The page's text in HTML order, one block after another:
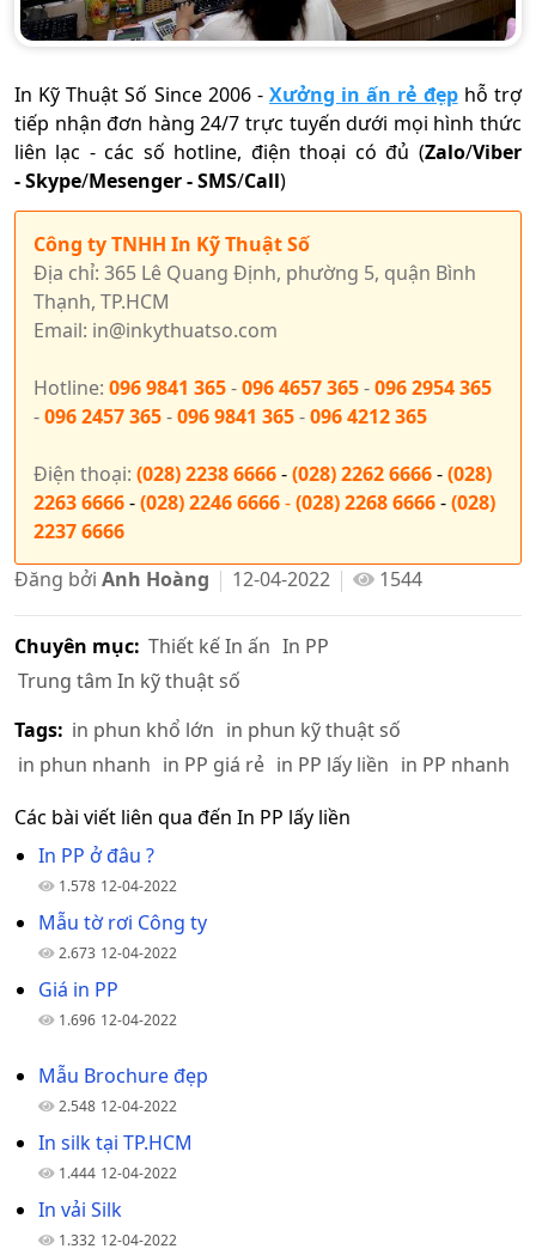
In Kỹ Thuật Số Since 2006-Xưởng in ấn rẻ đẹphỗ trợ
tiếp nhận đơn hàng 24/7 trực tuyến dưới mọi hình thức
liên lạc - các số hotline, điện thoại có đủ (Zalo/Viber
-Skype/Mesenger-SMS/Call)
Công ty TNHH In Kỹ Thuật Số
Địa chỉ: 365 Lê Quang Định, phường 5, quận Bình
Thạnh, TP.HCM
Email: in@inkythuatso.com
Hotline: 096 9841 365-096 4657 365-096 2954 365
-096 2457 365-096 9841 365-096 4212 365
Điện thoại: (028) 2238 6666-(028) 2262 6666-(028)
2263 6666-(028) 2246 6666-(028) 2268 6666-(028)
2237 6666
Đăng bởi Anh Hoàng 12-04-2022 1544
Chuyên mục: Thiết kế In ấn In PP
Trung tâm In kỹ thuật số
Tags: in phun khổ lớn in phun kỹ thuật số
in phun nhanh in PP giá rẻ in PP lấy liền in PP nhanh
Các bài viết liên qua đến In PP lấy liền
In PP ở đâu ?
1.578 12-04-2022
Mẫu tờ rơi Công ty
2.673 12-04-2022
Giá in PP
1.696 12-04-2022
Mẫu Brochure đẹp
2.548 12-04-2022
In silk tại TP.HCM
1.444 12-04-2022
In vải Silk
1.332 12-04-2022